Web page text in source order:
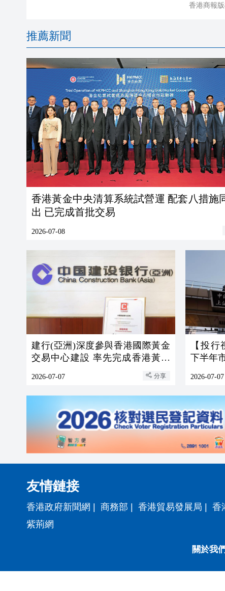
香港商報
推薦新聞
香港黃金中央清算系統試營運 配套八措施同步推
出 已完成首批交易
2026-07-08
建行(亞洲)深度參與香港國際黃金
交易中心建設 率先完成香港黃金
(HAU)首批實物入庫及多筆交易與
清算
2026-07-07 分享
【投
下半年
2026-07-07
友情鏈接
香港政府新聞網 | 商務部 | 香港貿易發展局 | 香
紫荊網
關於我們